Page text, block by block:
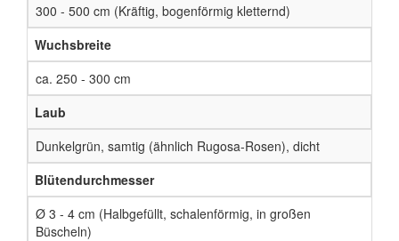
300 - 500 cm (Kräftig, bogenförmig kletternd)
Wuchsbreite
ca. 250 - 300 cm
Laub
Dunkelgrün, samtig (ähnlich Rugosa-Rosen), dicht
Blütendurchmesser
Ø 3 - 4 cm (Halbgefüllt, schalenförmig, in großen
Büscheln)